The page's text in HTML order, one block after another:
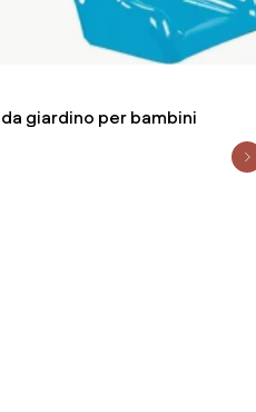
da giardino per bambini